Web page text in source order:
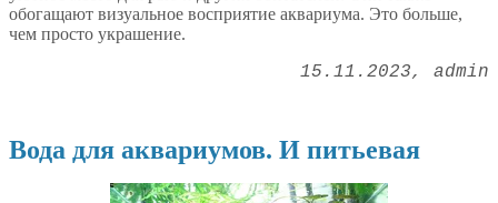
обогащают визуальное восприятие аквариума. Это больше,
чем просто украшение.
15.11.2023 admin
Вода для аквариумов. И питьевая